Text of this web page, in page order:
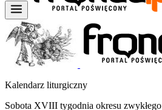
Kalendarz liturgiczny
Sobota XVIII tygodnia okresu zwykłego